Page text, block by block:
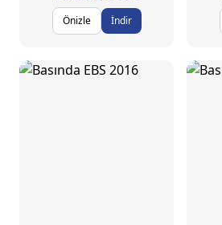
Önizle
İndir